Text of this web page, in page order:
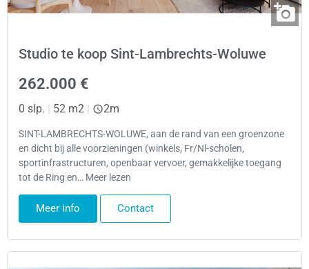
Studio te koop Sint-Lambrechts-Woluwe
262.000 €
0 slp. | 52 m2 | 2m
SINT-LAMBRECHTS-WOLUWE, aan de rand van een groenzone
en dicht bij alle voorzieningen (winkels, Fr/Nl-scholen,
sportinfrastructuren, openbaar vervoer, gemakkelijke toegang
tot de Ring en… Meer lezen
Meer info Contact